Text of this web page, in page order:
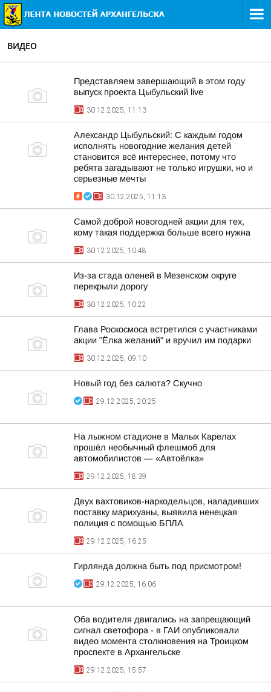
ВИДЕО
Представляем завершающий в этом году
выпуск проекта Цыбульский live
30.12.2025, 11:13
Александр Цыбульский: С каждым годом
исполнять новогодние желания детей
становится всё интереснее, потому что
ребята загадывают не только игрушки, но и
серьезные мечты
30.12.2025, 11:13
Самой доброй новогодней акции для тех,
кому такая поддержка больше всего нужна
30.12.2025, 10:48
Из-за стада оленей в Мезенском округе
перекрыли дорогу
30.12.2025, 10:22
Глава Роскосмоса встретился с участниками
акции "Ёлка желаний" и вручил им подарки
30.12.2025, 09:10
Новый год без салюта? Скучно
29.12.2025, 20:25
На лыжном стадионе в Малых Карелах
прошёл необычный флешмоб для
автомобилистов — «Автоёлка»
29.12.2025, 18:39
Двух вахтовиков-наркодельцов, наладивших
поставку марихуаны, выявила ненецкая
полиция с помощью БПЛА
29.12.2025, 16:25
Гирлянда должна быть под присмотром!
29.12.2025, 16:06
Оба водителя двигались на запрещающий
сигнал светофора - в ГАИ опубликовали
видео момента столкновения на Троицком
проспекте в Архангельске
29.12.2025, 15:57